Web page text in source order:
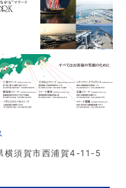
須賀市西浦賀4-11-5